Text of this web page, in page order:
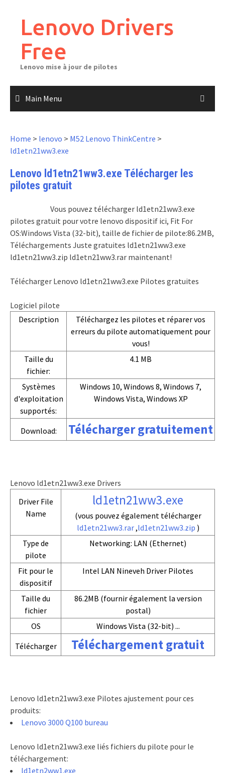
contentLenovo Drivers
Free
Lenovo mise à jour de pilotes
Main Menu
Home > lenovo > M52 Lenovo ThinkCentre >
ld1etn21ww3.exe
Lenovo ld1etn21ww3.exe Télécharger les
pilotes gratuit
Vous pouvez télécharger ld1etn21ww3.exe
pilotes gratuit pour votre lenovo dispositif ici, Fit For
OS:Windows Vista (32-bit), taille de fichier de pilote:86.2MB,
Téléchargements Juste gratuites ld1etn21ww3.exe
ld1etn21ww3.zip ld1etn21ww3.rar maintenant!
Télécharger Lenovo ld1etn21ww3.exe Pilotes gratuites
Logiciel pilote
Description
Téléchargez les pilotes et réparer vos
erreurs du pilote automatiquement pour
vous!
Taille du
fichier:
4.1 MB
Systèmes
d'exploitation
supportés:
Windows 10, Windows 8, Windows 7,
Windows Vista, Windows XP
Download: Télécharger gratuitement
Lenovo ld1etn21ww3.exe Drivers
Driver File
Name
ld1etn21ww3.exe
(vous pouvez également télécharger
ld1etn21ww3.rar,ld1etn21ww3.zip )
Type de
pilote
Networking: LAN (Ethernet)
Fit pour le
dispositif
Intel LAN Nineveh Driver Pilotes
Taille du
fichier
86.2MB (fournir également la version
postal)
OS
Windows Vista (32-bit) ...
Télécharger
Téléchargement gratuit
Lenovo ld1etn21ww3.exe Pilotes ajustement pour ces
produits:
Lenovo 3000 Q100 bureau
Lenovo ld1etn21ww3.exe liés fichiers du pilote pour le
téléchargement:
ld1etn2ww1.exe